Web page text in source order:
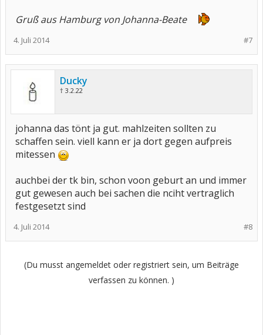
Gruß aus Hamburg von Johanna-Beate
#7
4. Juli 2014
Ducky
† 3.2.22
johanna das tönt ja gut. mahlzeiten sollten zu
schaffen sein. viell kann er ja dort gegen aufpreis
mitessen
auchbei der tk bin, schon voon geburt an und immer
gut gewesen auch bei sachen die nciht vertraglich
festgesetzt sind
#8
4. Juli 2014
(Du musst angemeldet oder registriert sein, um Beiträge
verfassen zu können. )